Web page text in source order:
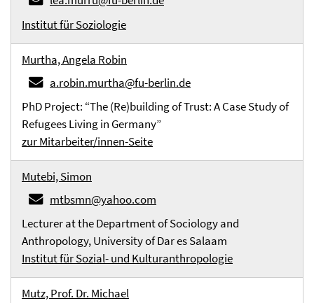
Institut für Soziologie
Murtha, Angela Robin
a.robin.murtha@fu-berlin.de
PhD Project: “The (Re)building of Trust: A Case Study of
Refugees Living in Germany”
zur Mitarbeiter/innen-Seite
Mutebi, Simon
mtbsmn@yahoo.com
Lecturer at the Department of Sociology and
Anthropology, University of Dar es Salaam
Institut für Sozial- und Kulturanthropologie
Mutz, Prof. Dr. Michael